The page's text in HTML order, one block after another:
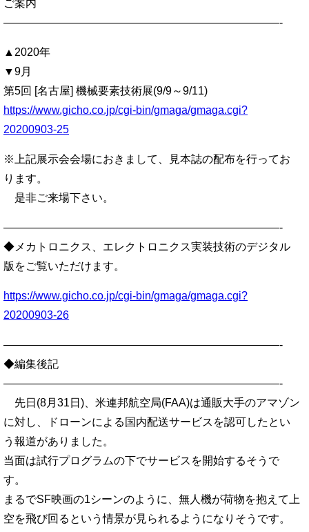
ご案内
—————————————————————————-
▲2020年
▼9月
第5回 [名古屋] 機械要素技術展(9/9～9/11)
https://www.gicho.co.jp/cgi-bin/gmaga/gmaga.cgi?
20200903-25
※上記展示会会場におきまして、見本誌の配布を行ってお
ります。
是非ご来場下さい。
—————————————————————————-
◆メカトロニクス、エレクトロニクス実装技術のデジタル
版をご覧いただけます。
https://www.gicho.co.jp/cgi-bin/gmaga/gmaga.cgi?
20200903-26
—————————————————————————-
◆編集後記
—————————————————————————-
先日(8月31日)、米連邦航空局(FAA)は通販大手のアマゾン
に対し、ドローンによる国内配送サービスを認可したとい
う報道がありました。
当面は試行プログラムの下でサービスを開始するそうで
す。
まるでSF映画の1シーンのように、無人機が荷物を抱えて上
空を飛び回るという情景が見られるようになりそうです。